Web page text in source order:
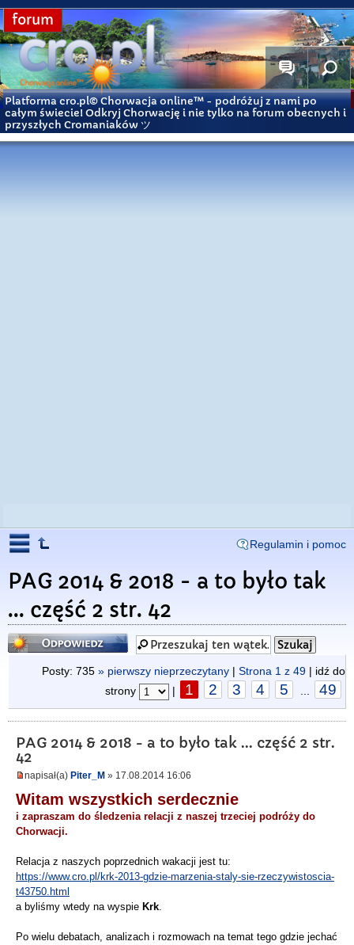
forum
Platforma cro.pl© Chorwacja online™ - podróżuj z nami po
całym świecie! Odkryj Chorwację i nie tylko na forum obecnych i
przyszłych Cromaniaków ツ
Regulamin i pomoc
PAG 2014 & 2018 - a to było tak
... część 2 str. 42
Odpowiedz
Posty: 735 » pierwszy nieprzeczytany | Strona 1 z 49 | idź do
strony
| 1 2 3 4 5 49
PAG 2014 & 2018 - a to było tak ... część 2 str.
42
napisał(a) Piter_M » 17.08.2014 16:06
Witam wszystkich serdecznie
i zapraszam do śledzenia relacji z naszej trzeciej podróży do
Chorwacji.
Relacja z naszych poprzednich wakacji jest tu:
https://www.cro.pl/krk-2013-gdzie-marzenia-staly-sie-rzeczywistoscia-
t43750.html
a byliśmy wtedy na wyspie Krk.
Po wielu debatach, analizach i rozmowach na temat tego gdzie jechać